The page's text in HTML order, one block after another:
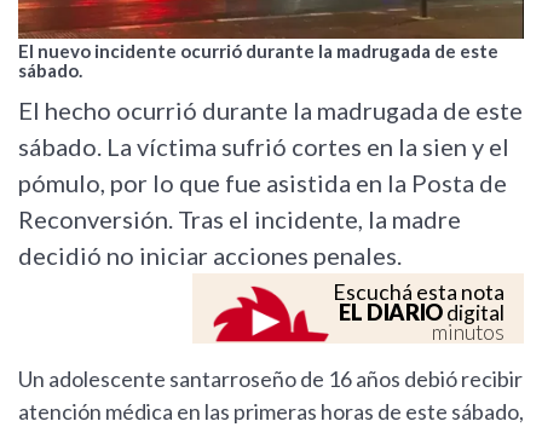
El nuevo incidente ocurrió durante la madrugada de este
sábado.
El hecho ocurrió durante la madrugada de este
sábado. La víctima sufrió cortes en la sien y el
pómulo, por lo que fue asistida en la Posta de
Reconversión. Tras el incidente, la madre
decidió no iniciar acciones penales.
Escuchá esta nota
EL DIARIOdigital
minutos
Un adolescente santarroseño de 16 años debió recibir
atención médica en las primeras horas de este sábado,